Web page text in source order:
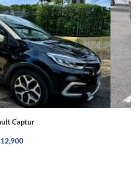
Renault Megane Break 1.5 Dci